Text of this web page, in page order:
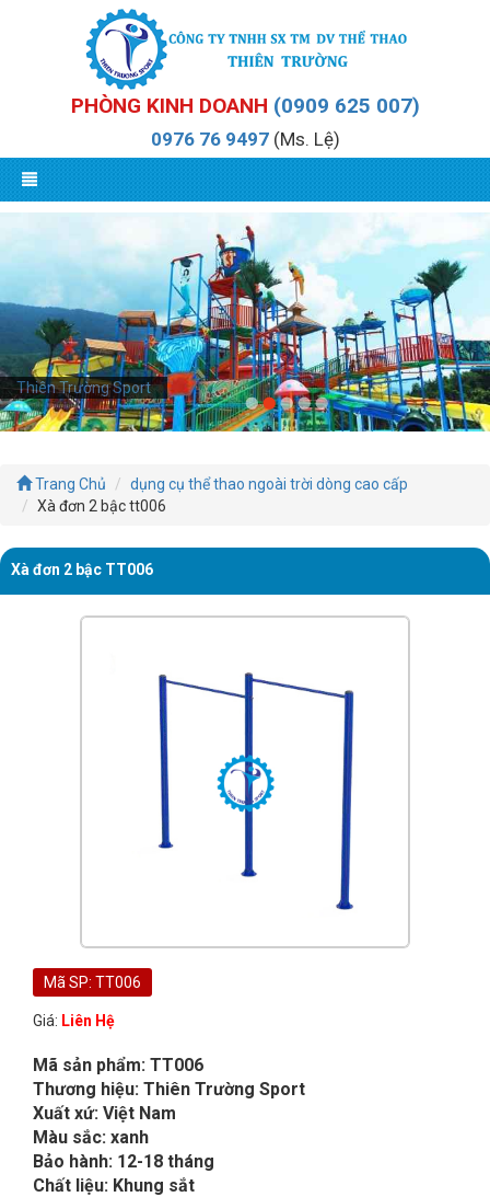
PHÒNG KINH DOANH (0909 625 007)
0976 76 9497(Ms. Lệ)
Thiên Trường Sport
Trang Chủ
dụng cụ thể thao ngoài trời dòng cao cấp
Xà đơn 2 bậc tt006
Xà đơn 2 bậc TT006
Mã SP: TT006
Giá: Liên Hệ
Mã sản phẩm: TT006
Thương hiệu: Thiên Trường Sport
Xuất xứ: Việt Nam
Màu sắc: xanh
Bảo hành: 12-18 tháng
Chất liệu: Khung sắt